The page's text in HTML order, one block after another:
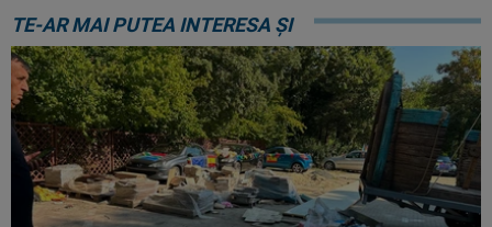
TE-AR MAI PUTEA INTERESA ȘI